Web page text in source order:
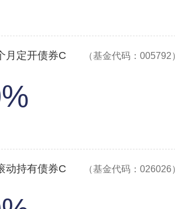
月定开债券C （基金代码：005792
动持有债券C （基金代码：026026